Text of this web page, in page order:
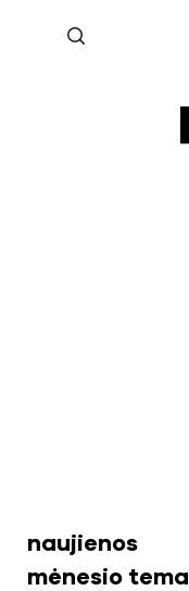
naujienos
mėnesio tema